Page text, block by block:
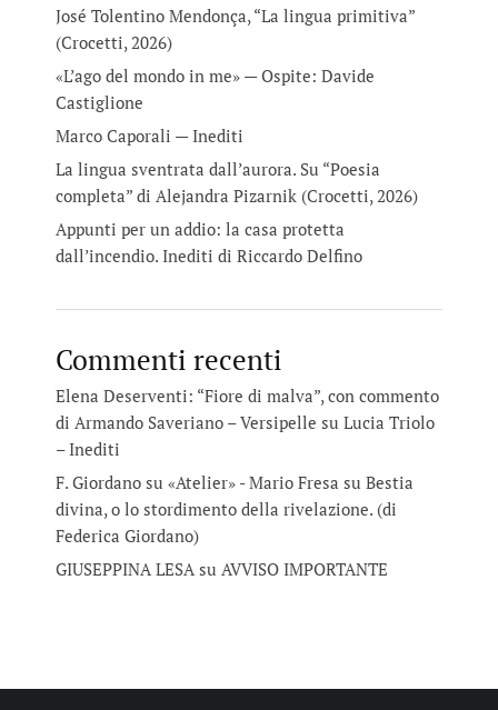
José Tolentino Mendonça, “La lingua primitiva”
(Crocetti, 2026)
«L’ago del mondo in me» — Ospite: Davide
Castiglione
Marco Caporali — Inediti
La lingua sventrata dall’aurora. Su “Poesia
completa” di Alejandra Pizarnik (Crocetti, 2026)
Appunti per un addio: la casa protetta
dall’incendio. Inediti di Riccardo Delfino
Commenti recenti
Elena Deserventi: “Fiore di malva”, con commento
di Armando Saveriano – Versipelle su Lucia Triolo
– Inediti
F. Giordano su «Atelier» - Mario Fresa su Bestia
divina, o lo stordimento della rivelazione. (di
Federica Giordano)
GIUSEPPINA LESAsu AVVISO IMPORTANTE